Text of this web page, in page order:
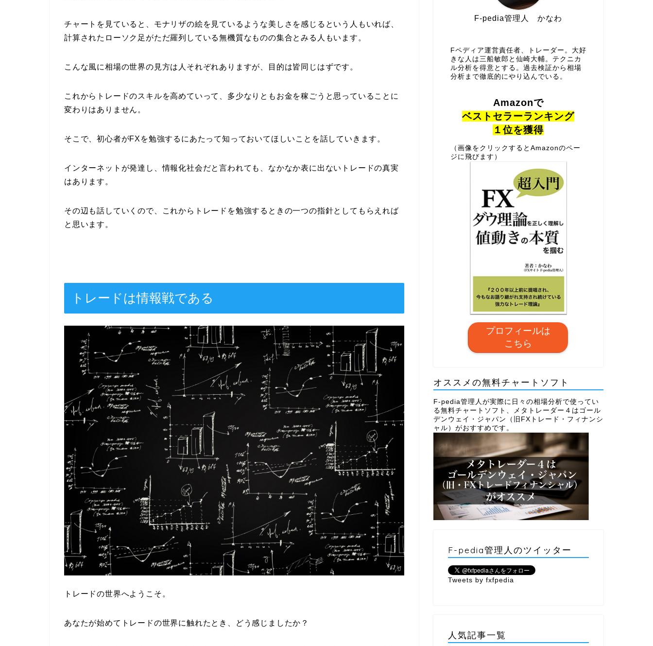
チャートを見ていると、モナリザの絵を見ているような美しさを感じるという人もいれば、
計算されたローソク足がただ羅列している無機質なものの集合とみる人もいます。
こんな風に相場の世界の見方は人それぞれありますが、目的は皆同じはずです。
これからトレードのスキルを高めていって、多少なりともお金を稼ごうと思っていることに
変わりはありません。
そこで、初心者がFXを勉強するにあたって知っておいてほしいことを話していきます。
インターネットが発達し、情報化社会だと言われても、なかなか表に出ないトレードの真実
はあります。
その辺も話していくので、これからトレードを勉強するときの一つの指針としてもらえれば
と思います。
トレードは情報戦である
トレードの世界へようこそ。
あなたが始めてトレードの世界に触れたとき、どう感じましたか？
F-pedia管理人 かなわ
Fペディア運営責任者、トレーダー。大好
きな人は三船敏郎と仙崎大輔。テクニカ
ル分析を得意とする。過去検証から相場
分析まで徹底的にやり込んでいる。
Amazonで
ベストセラーランキング
１位を獲得
（画像をクリックするとAmazonのペー
ジに飛びます）
プロフィールは
こちら
オススメの無料チャートソフト
F-pedia管理人が実際に日々の相場分析で使ってい
る無料チャートソフト、メタトレーダー４はゴール
デンウェイ・ジャパン（旧FXトレード・フィナンシ
ャル）がおすすめです。
F-pedia管理人のツイッター
Tweets by fxfpedia
人気記事一覧